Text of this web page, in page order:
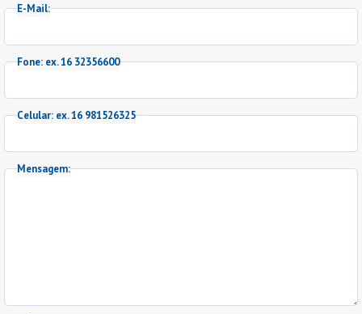
E-Mail:
Fone: ex. 16 32356600
Celular: ex. 16 981526325
Mensagem: